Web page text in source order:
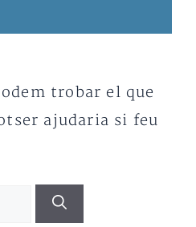
trobar el que
ajudaria si feu